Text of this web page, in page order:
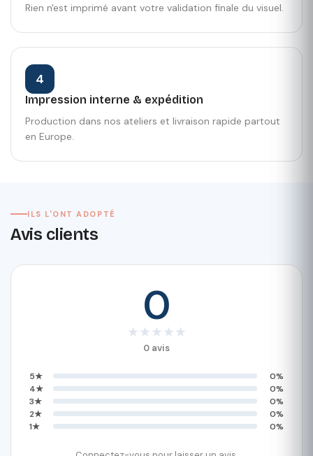
Rien n'est imprimé avant votre validation finale du visuel.
4
Impression interne & expédition
Production dans nos ateliers et livraison rapide partout
en Europe.
ILS L'ONT ADOPTÉ
Avis clients
0
★ ★ ★ ★ ★
0 avis
5★
0%
4★
0%
3★
0%
2★
0%
1★
0%